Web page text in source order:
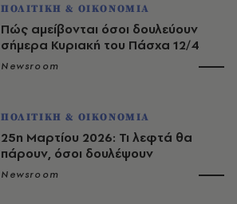
ΠΟΛΙΤΙΚΗ & ΟΙΚΟΝΟΜΙΑ
Πώς αμείβονται όσοι δουλεύουν
σήμερα Κυριακή του Πάσχα 12/4
Newsroom
ΠΟΛΙΤΙΚΗ & ΟΙΚΟΝΟΜΙΑ
25η Μαρτίου 2026: Τι λεφτά θα
πάρουν, όσοι δουλέψουν
Newsroom